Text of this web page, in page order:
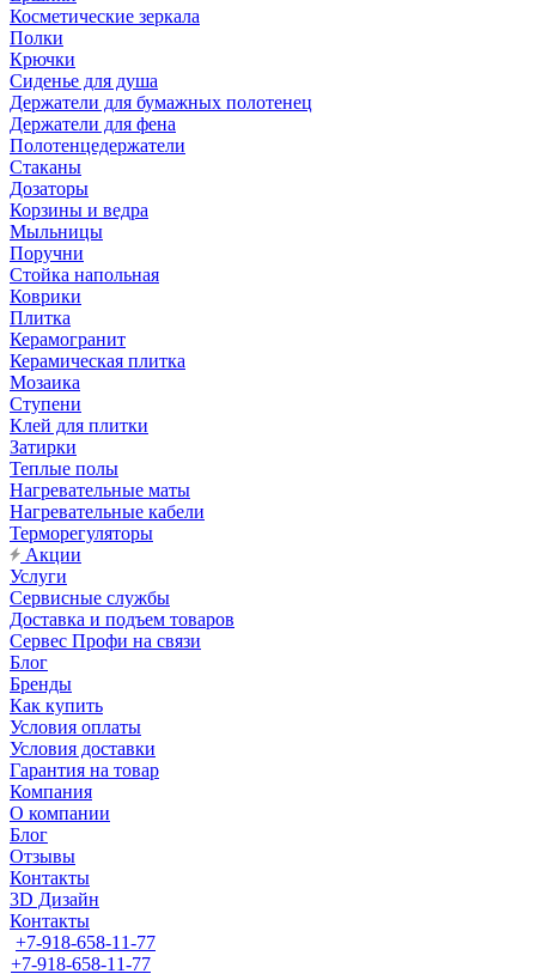
Косметические зеркала
Полки
Крючки
Сиденье для душа
Держатели для бумажных полотенец
Держатели для фена
Полотенцедержатели
Стаканы
Дозаторы
Корзины и ведра
Мыльницы
Поручни
Стойка напольная
Коврики
Плитка
Керамогранит
Керамическая плитка
Мозаика
Ступени
Клей для плитки
Затирки
Теплые полы
Нагревательные маты
Нагревательные кабели
Терморегуляторы
Акции
Услуги
Сервисные службы
Доставка и подъем товаров
Сервес Профи на связи
Блог
Бренды
Как купить
Условия оплаты
Условия доставки
Гарантия на товар
Компания
О компании
Блог
Отзывы
Контакты
3D Дизайн
Контакты
+7-918-658-11-77
+7-918-658-11-77